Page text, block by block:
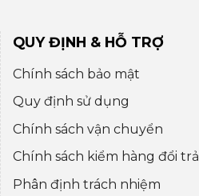
QUY ĐỊNH & HỖ TRỢ
Chính sách bảo mật
Quy định sử dụng
Chính sách vận chuyển
Chính sách kiểm hàng đổi trả
Phân định trách nhiệm